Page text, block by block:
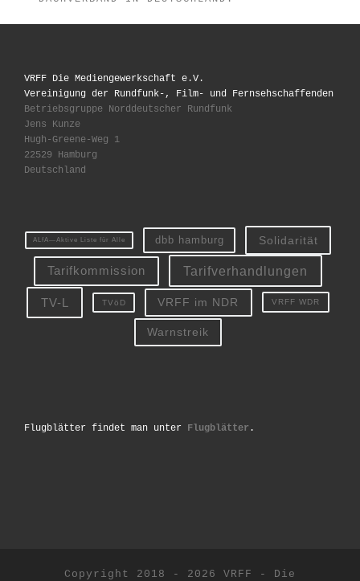
VRFF Die Mediengewerkschaft e.V.
Vereinigung der Rundfunk-, Film- und Fernsehschaffenden
Betriebsgruppe Norddeutscher Rundfunk
Jens Kunze
Hugh-Greene-Weg 1
22529 Hamburg
Deutschland
ALfA—Aktive Liste für Alle dbb hamburg Solidarität
Tarifkommission Tarifverhandlungen
TV-L TVöD VRFF im NDR VRFF WDR
Warnstreik
Flugblätter findet man unter Flugblätter .
Copyright 2018 - 2026 VRFF - Die